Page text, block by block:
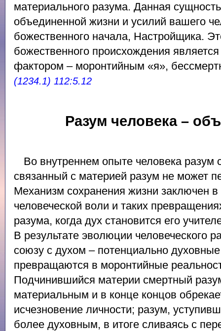
материального разума. Данная
объединенной жизни и усилий вашего
божественного начала, Настройщика.
божественного происхождения
фактором – моронтийным «я»,
(1234.1) 112:5.12
Разум человека –
Во внутреннем опыте человека разум
связанный с материей разум не может
Механизм сохранения жизни заключен в
человеческой воли и таких
разума, когда дух становится его
В результате эволюции человеческого
союзу с духом – потенциально
превращаются в моронтийные
Подчинившийся материи смертный
материальным и в конце концов
исчезновение личности; разум,
более духовным, в итоге сливаясь с